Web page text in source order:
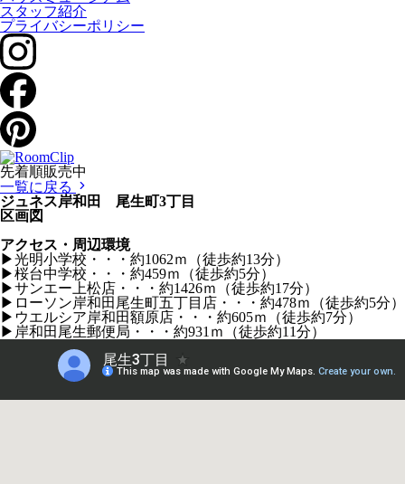
スタッフ紹介
プライバシーポリシー
先着順販売中
一覧に戻る
ジュネス岸和田 尾生町3丁目
区画図
アクセス・周辺環境
▶光明小学校・・・約1062ｍ（徒歩約13分）
▶桜台中学校・・・約459ｍ（徒歩約5分）
▶サンエー上松店・・・約1426ｍ（徒歩約17分）
▶ローソン岸和田尾生町五丁目店・・・約478ｍ（徒歩約5分）
▶ウエルシア岸和田額原店・・・約605ｍ（徒歩約7分）
▶岸和田尾生郵便局・・・約931ｍ（徒歩約11分）